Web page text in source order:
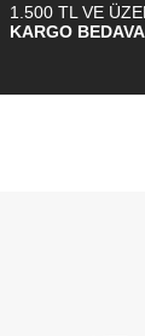
1.500 TL VE
KARGO BEDAVA